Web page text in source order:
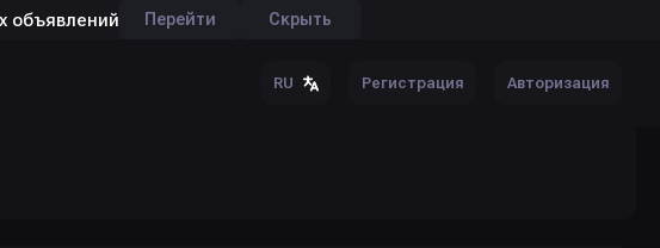
объявлений Перейти Скрыть
RU Регистрация Авторизация